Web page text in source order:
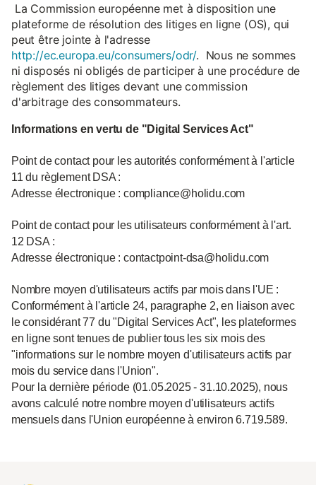
La Commission européenne met à disposition une
plateforme de résolution des litiges en ligne (OS), qui
peut être jointe à l'adresse
http://ec.europa.eu/consumers/odr/. Nous ne sommes
ni disposés ni obligés de participer à une procédure de
règlement des litiges devant une commission
d'arbitrage des consommateurs.
Informations en vertu de "Digital Services Act"
Point de contact pour les autorités conformément à l'article
11 du règlement DSA :
Adresse électronique : compliance@holidu.com
Point de contact pour les utilisateurs conformément à l'art.
12 DSA :
Adresse électronique : contactpoint-dsa@holidu.com
Nombre moyen d'utilisateurs actifs par mois dans l'UE :
Conformément à l'article 24, paragraphe 2, en liaison avec
le considérant 77 du "Digital Services Act", les plateformes
en ligne sont tenues de publier tous les six mois des
"informations sur le nombre moyen d'utilisateurs actifs par
mois du service dans l'Union".
Pour la dernière période (01.05.2025 - 31.10.2025), nous
avons calculé notre nombre moyen d'utilisateurs actifs
mensuels dans l'Union européenne à environ 6.719.589.